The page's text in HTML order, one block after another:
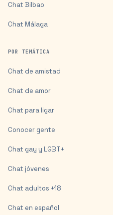
Chat Bilbao
Chat Málaga
POR TEMÁTICA
Chat de amistad
Chat de amor
Chat para ligar
Conocer gente
Chat gay y LGBT+
Chat jóvenes
Chat adultos +18
Chat en español